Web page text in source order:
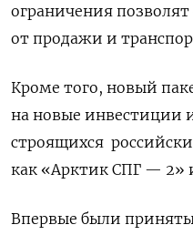
ограничения
от продажи и
Кроме того, новый
на новые инвестиции
строящихся
как «Арктик СПГ — 2»
Впервые были